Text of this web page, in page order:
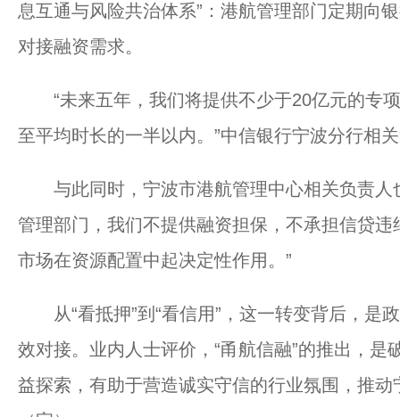
息互通与风险共治体系”：港航管理部门定期向
对接融资需求。
“未来五年，我们将提供不少于20亿元的专
至平均时长的一半以内。”中信银行宁波分行相
与此同时，宁波市港航管理中心相关负责人
管理部门，我们不提供融资担保，不承担信贷
市场在资源配置中起决定性作用。”
从“看抵押”到“看信用”，这一转变背后，是
效对接。业内人士评价，“甬航信融”的推出，
益探索，有助于营造诚实守信的行业氛围，推